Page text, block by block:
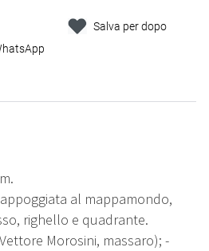
Salva per dopo
al mappamondo,
righello e quadrante.
Morosini, massaro); -